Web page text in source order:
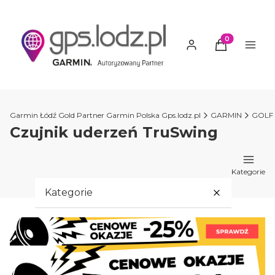
Produkty w
Garmin Łódź Gold Partner Garmin Polska Gps.lodz.pl GARMIN GOLF
Czujnik uderzeń TruSwing
Kategorie
Kategorie
PROMOCJE GARMIN
GARMIN